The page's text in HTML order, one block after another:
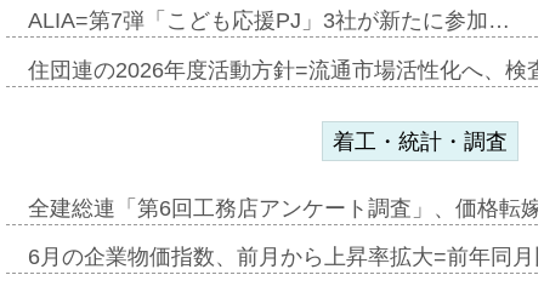
ALIA=第7弾「こども応援PJ」3社が新たに参加…
住団連の2026年度活動方針=流通市場活性化へ、検
着工・統計・調査
全建総連「第6回工務店アンケート調査」、価格転
6月の企業物価指数、前月から上昇率拡大=前年同